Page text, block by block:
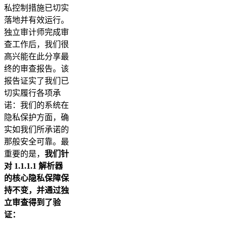
私控制措施已切实
落地并有效运行。
独立审计师完成审
查工作后，我们很
高兴能在此分享最
终的审查报告。该
报告证实了我们已
切实履行各项承
诺：我们的系统在
隐私保护方面，确
实如我们所承诺的
那般安全可靠。最
重要的是， 我们针
对 1.1.1.1 解析器
的核心隐私保障保
持不变，并通过独
立审查得到了验
证：